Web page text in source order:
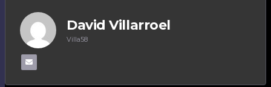
David Villarroel
Villa58